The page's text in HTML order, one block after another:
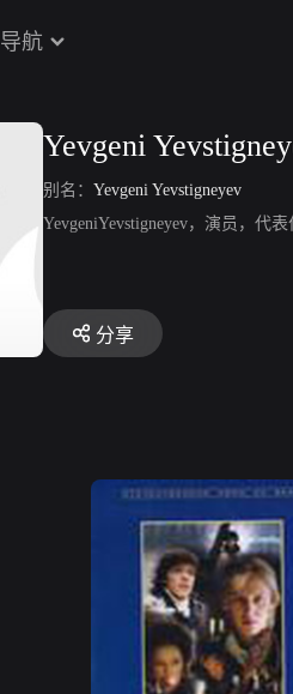
导航
Yevgeni
别名： Yevgeni Yevstigneyev
YevgeniYevstigneyev，演员，代
分享